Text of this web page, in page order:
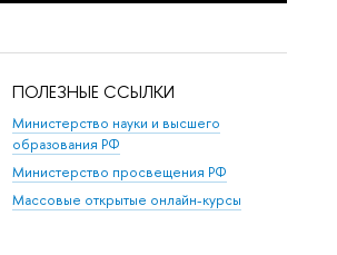
ПОЛЕЗНЫЕ ССЫЛКИ
Министерство науки и высшего
образования РФ
Министерство просвещения РФ
Массовые открытые онлайн-курсы